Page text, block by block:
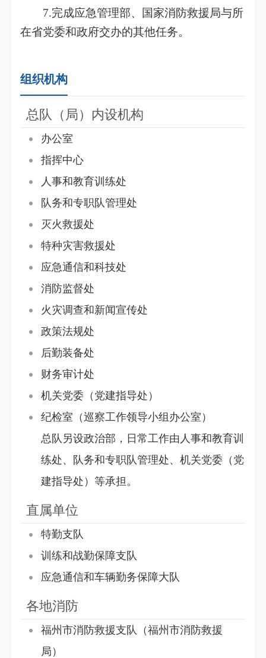
7.完成应急管理部、国家消防救援局与所
在省党委和政府交办的其他任务。
组织机构
总队（局）内设机构
办公室
指挥中心
人事和教育训练处
队务和专职队管理处
灭火救援处
特种灾害救援处
应急通信和科技处
消防监督处
火灾调查和新闻宣传处
政策法规处
后勤装备处
财务审计处
机关党委（党建指导处）
纪检室（巡察工作领导小组办公室）
总队另设政治部，日常工作由人事和教育训
练处、队务和专职队管理处、机关党委（党
建指导处）等承担。
直属单位
特勤支队
训练和战勤保障支队
应急通信和车辆勤务保障大队
各地消防
福州市消防救援支队（福州市消防救援
局）